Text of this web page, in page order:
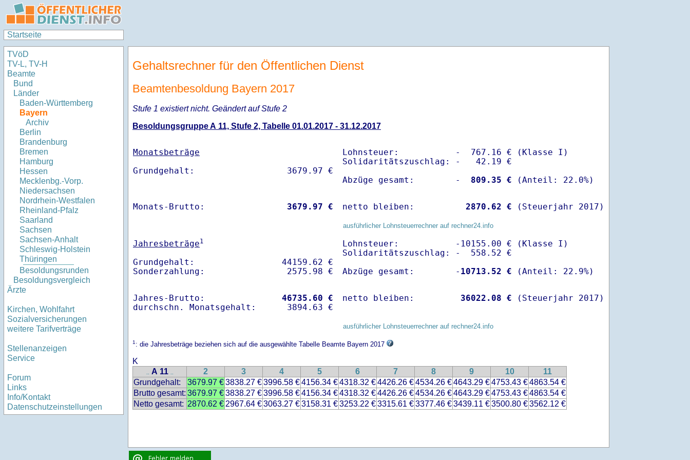
Startseite
TVöD
TV-L, TV-H
Beamte
Bund
Länder
Baden-Württemberg
Bayern
Archiv
Berlin
Brandenburg
Bremen
Hamburg
Hessen
Mecklenbg.-Vorp.
Niedersachsen
Nordrhein-Westfalen
Rheinland-Pfalz
Saarland
Sachsen
Sachsen-Anhalt
Schleswig-Holstein
Thüringen
Besoldungsrunden
Besoldungsvergleich
Ärzte
Kirchen, Wohlfahrt
Sozialversicherungen
weitere Tarifverträge
Stellenanzeigen
Service
Forum
Links
Info/Kontakt
Datenschutzeinstellungen
Gehaltsrechner für den Öffentlichen Dienst
Beamtenbesoldung Bayern 2017
Stufe 1 existiert nicht. Geändert auf Stufe 2
Besoldungsgruppe A 11, Stufe 2, Tabelle 01.01.2017 - 31.12.2017
Monatsbeträge
Lohnsteuer:           -  767.16 € (Klasse I)
Solidaritätszuschlag: -   42.19 €
Abzüge gesamt:        -
  809.35 €
Monats-Brutto: 3679.97 € netto bleiben: 2870.62 € (Steuerjahr 2017)
ausführlicher Lohnsteuerrechner auf rechner24.info
Jahresbeträge1
Grundgehalt:                 44159.62 €
Lohnsteuer:           -10155.00 € (Klasse I)
Solidaritätszuschlag: -  558.52 €
Abzüge gesamt:        - 10713.52 €
Jahres-Brutto: 46735.60 €
netto bleiben: 36022.08 € (Steuerjahr 2017)
ausführlicher Lohnsteuerrechner auf rechner24.info
1: die Jahresbeträge beziehen sich auf die ausgewählte Tabelle Beamte Bayern 2017
K
.. A 11 .. 2 3 4 5 6 7 8 9 10
11
Grundgehalt:
3679.97 €3838.27 €3996.58 €4156.34 €4318.32 €4426.26 €4534.26 €4643.29 €4753.43 €4863.54 €
Brutto gesamt: 3679.97 €3838.27 €3996.58 €4156.34 €4318.32 €4426.26 €4534.26 €4643.29 €4753.43 €4863.54 €
Netto gesamt: 2870.62 € 2967.64 €3063.27 €3158.31 €3253.22 €3315.61 €3377.46 €3439.11 €3500.80 €3562.12 €